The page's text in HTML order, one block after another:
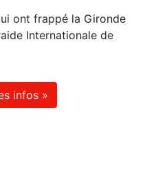
ont frappé la Gironde
Internationale de
infos »